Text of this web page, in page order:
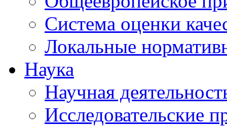
Система оценки
Локальные
Наука
Научная
Исследовательские